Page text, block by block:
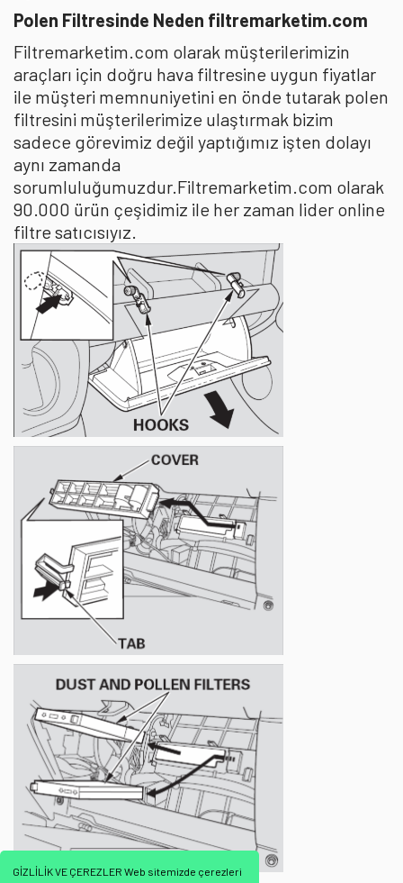
GİZLİLİK VE ÇEREZLER Web sitemizde çerezleri
Polen Filtresinde Neden filtremarketim.com
Filtremarketim.com olarak müşterilerimizin
araçları için doğru hava filtresine uygun fiyatlar
ile müşteri memnuniyetini en önde tutarak polen
filtresini müşterilerimize ulaştırmak bizim
sadece görevimiz değil yaptığımız işten dolayı
aynı zamanda
sorumluluğumuzdur.Filtremarketim.com olarak
90.000 ürün çeşidimiz ile her zaman lider online
filtre satıcısıyız.